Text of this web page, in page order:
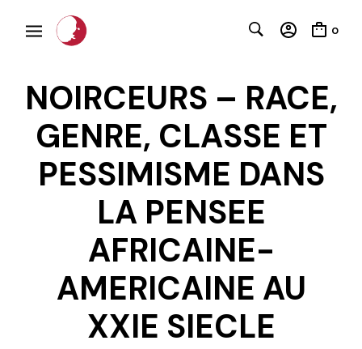
0
NOIRCEURS – RACE,
GENRE, CLASSE ET
PESSIMISME DANS
LA PENSEE
AFRICAINE-
AMERICAINE AU
XXIE SIECLE